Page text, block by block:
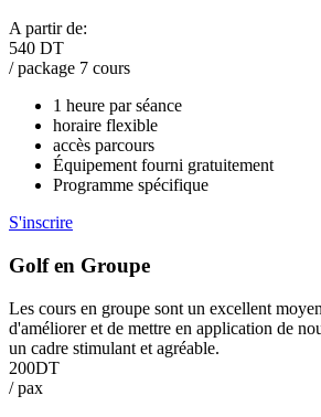
A partir de:
540 DT
/ package 7 cours
1 heure par séance
horaire flexible
accès parcours
Équipement fourni gratuitement
Programme spécifique
S'inscrire
Golf en Groupe
Les cours en groupe sont un excellent
d'améliorer et de mettre en application de
un cadre stimulant et agréable.
200DT
/ pax